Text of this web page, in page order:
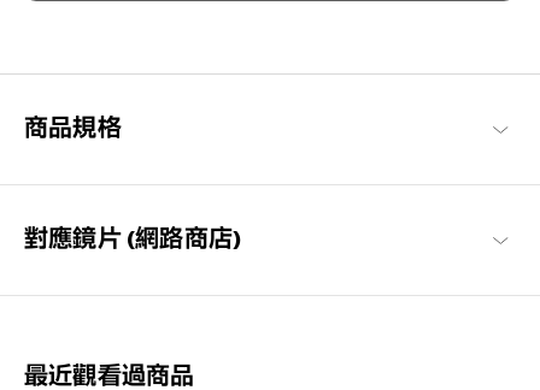
化。隨時洞察時尚潮流，讓設計融入了日常生活。（NICHE）不會
商品規格
對應鏡片 (網路商店)
最近觀看過商品